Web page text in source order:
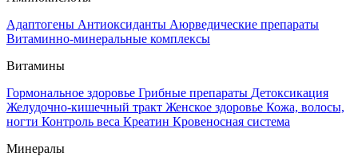
Адаптогены Антиоксиданты Аюрведические препараты
Витаминно-минеральные комплексы
Витамины
Гормональное здоровье Грибные препараты Детоксикация
Желудочно-кишечный тракт Женское здоровье Кожа, волосы,
ногти Контроль веса Креатин Кровеносная система
Минералы